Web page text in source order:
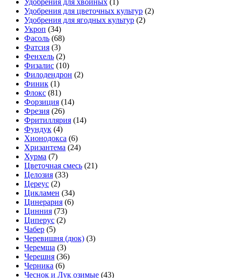
Удобрения для цветочных культур (2)
Удобрения для ягодных культур (2)
Укроп (34)
Фасоль (68)
Фатсия (3)
Фенхель (2)
Физалис (10)
Филодендрон (2)
Финик (1)
Флокс (81)
Форзиция (14)
Фрезия (26)
Фритиллярия (14)
Фундук (4)
Хионодокса (6)
Хризантема (24)
Хурма (7)
Цветочная смесь (21)
Целозия (33)
Цереус (2)
Цикламен (34)
Цинерария (6)
Цинния (73)
Циперус (2)
Чабер (5)
Черевишня (дюк) (3)
Черемша (3)
Черешня (36)
Черника (6)
Чеснок и Лук озимые (43)